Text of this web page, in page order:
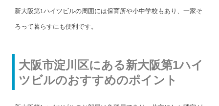
新大阪第1ハイツビルの周囲には保育所や小中学校もあり、一家そ
ろって暮らすにも便利です。
大阪市淀川区にある新大阪第1ハイ
ツビルのおすすめのポイント